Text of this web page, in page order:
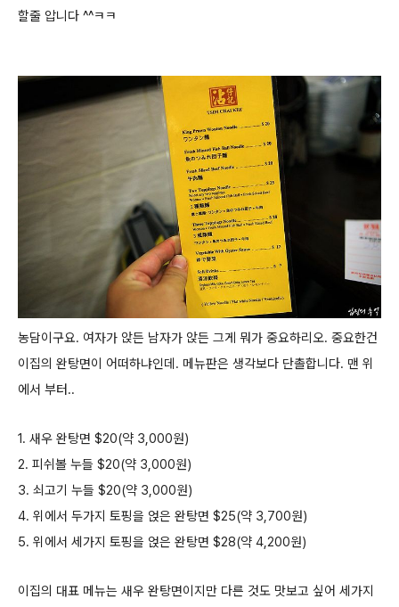
할줄 압니다 ^^ㅋㅋ
농담이구요. 여자가 앉든 남자가 앉든 그게 뭐가 중요하리오. 중요한건
이집의 완탕면이 어떠하냐인데. 메뉴판은 생각보다 단촐합니다. 맨 위
에서 부터..
1. 새우 완탕면 $20(약 3,000원)
2. 피쉬볼 누들 $20(약 3,000원)
3. 쇠고기 누들 $20(약 3,000원)
4. 위에서 두가지 토핑을 얹은 완탕면 $25(약 3,700원)
5. 위에서 세가지 토핑을 얹은 완탕면 $28(약 4,200원)
이집의 대표 메뉴는 새우 완탕면이지만 다른 것도 맛보고 싶어 세가지